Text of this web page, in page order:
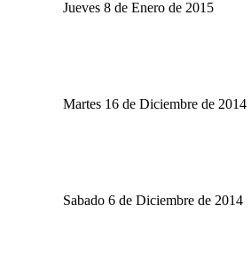
Jueves 8 de Enero de 2015
Martes 16 de Diciembre de 2014
Sabado 6 de Diciembre de 2014